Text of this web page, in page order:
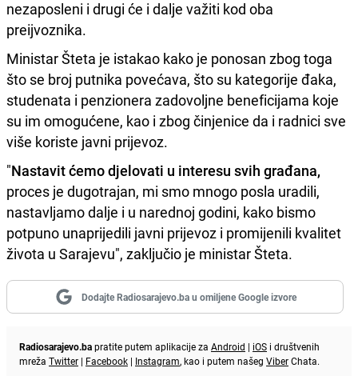
nezaposleni i drugi će i dalje važiti kod oba
preijvoznika.
Ministar Šteta je istakao kako je ponosan zbog toga
što se broj putnika povećava, što su kategorije đaka,
studenata i penzionera zadovoljne beneficijama koje
su im omogućene, kao i zbog činjenice da i radnici sve
više koriste javni prijevoz.
"Nastavit ćemo djelovati u interesu svih građana,
proces je dugotrajan, mi smo mnogo posla uradili,
nastavljamo dalje i u narednoj godini, kako bismo
potpuno unaprijedili javni prijevoz i promijenili kvalitet
života u Sarajevu", zaključio je ministar Šteta.
Dodajte Radiosarajevo.ba u omiljene Google izvore
Radiosarajevo.bapratite putem aplikacije za Android | iOS i društvenih
mreža Twitter | Facebook | Instagram, kao i putem našeg ViberChata.